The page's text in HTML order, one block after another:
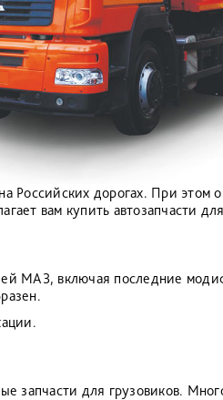
Российских дорогах. При
вам купить автозапчасти
МАЗ, включая последние
запчасти для грузовиков.